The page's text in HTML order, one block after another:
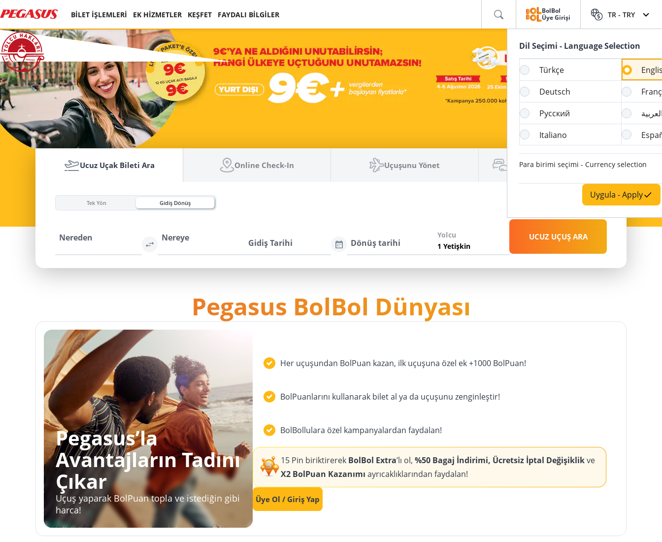
BİLET İŞLEMLERİ EK HİZMETLER KEŞFET FAYDALI BİLGİLER
BolBol
Üye Girişi
TR - TRY
Dil Seçimi - Language Selection
Türkçe
Deutsch
Русский
Italiano
Para birimi seçimi - Currency selection
Uygula - Apply
HEMEN AL
Ucuz Uçak Bileti Ara Online Check-In Uçuşunu Yönet Araç Kiralama / Konaklama
Tek Yön Gidiş Dönüş
Nereden Nereye Gidiş Tarihi Dönüş tarihi
Yolcu UCUZ UÇUŞ ARA
Pegasus BolBol Dünyası
Pegasus’la
Avantajların Tadını
Çıkar
Uçuş yaparak BolPuan topla ve istediğin gibi
harca!
Her uçuşundan BolPuan kazan, ilk uçuşuna özel ek +1000 BolPuan!
BolPuanlarını kullanarak bilet al ya da uçuşunu zenginleştir!
BolBollulara özel kampanyalardan faydalan!
15 Pin biriktirerek BolBol Extra’lı ol, %50 Bagaj İndirimi, Ücretsiz İptal Değişiklikve
X2 BolPuan Kazanımı ayrıcaklıklarından faydalan!
Üye Ol / Giriş Yap